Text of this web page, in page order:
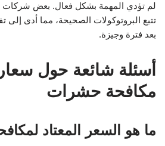
لم تؤدي المهمة بشكل فعال. بعض شركات
تتبع البروتوكولات الصحيحة، مما أدى
بعد فترة وجيزة.
أسئلة شائعة حول
مكافحة حشرات
ما هو السعر المعتاد